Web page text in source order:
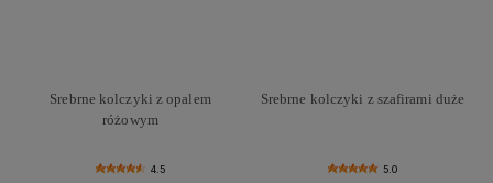
Srebrne kolczyki z opalem
różowym
4.5
Srebrne kolczyki z szafirami duże
5.0